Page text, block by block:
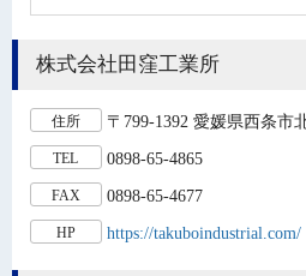
株式会社田窪工業所
住所 〒799-1392 愛媛県西条市
TEL 0898-65-4865
FAX 0898-65-4677
HP https://takuboindustrial.com/